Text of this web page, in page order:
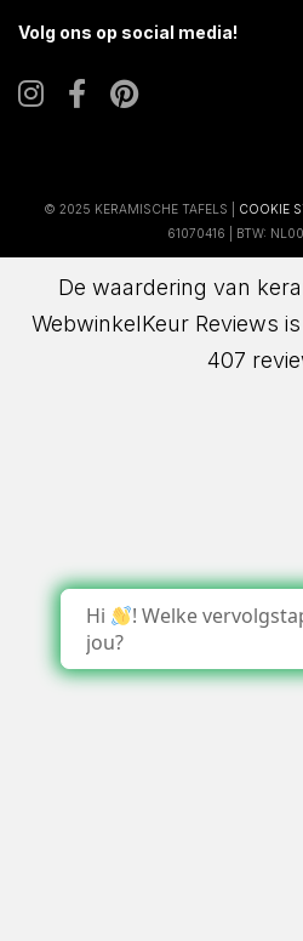
Volg ons op social media!
© 2025 KERAMISCHE TAFELS | COOKIE
61070416 | BTW:
De waardering van
WebwinkelKeur Reviews
407
Hi
! Welke
jou?